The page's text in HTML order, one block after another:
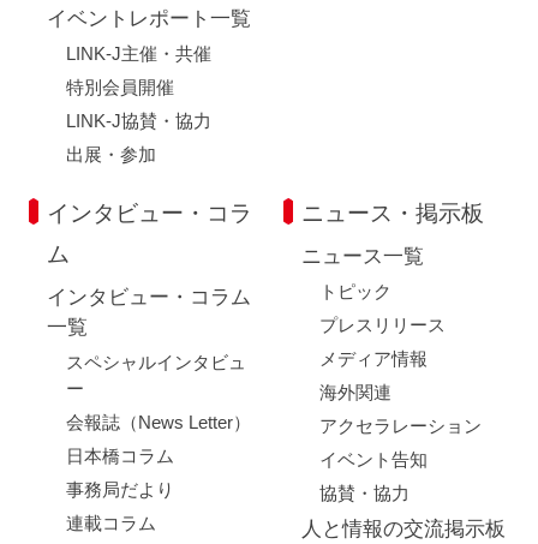
イベントレポート一覧
LINK-J主催・共催
特別会員開催
LINK-J協賛・協力
出展・参加
インタビュー・コラ
ム
インタビュー・コラム
一覧
スペシャルインタビュ
ー
会報誌（News Letter）
日本橋コラム
事務局だより
連載コラム
ニュース・掲示板
ニュース一覧
トピック
プレスリリース
メディア情報
海外関連
アクセラレーション
イベント告知
協賛・協力
人と情報の交流掲示板